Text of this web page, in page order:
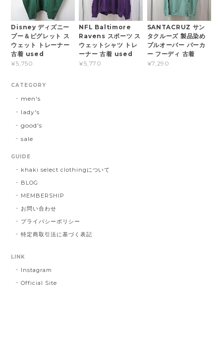
Disney ディズニー
プー＆ピグレット ス
ウェット トレーナー
古着 used
¥5,750
NFL Baltimore
Ravens スポーツ ス
ウェットシャツ トレ
ーナー 古着 used
¥5,770
SANTACRUZ サン
タクルーズ 製品染め
プルオーバー パーカ
ー フーディ 古着
¥7,290
CATEGORY
men's
lady's
good's
sale
GUIDE
khaki select clothingについて
BLOG
MEMBERSHIP
お問い合わせ
プライバシーポリシー
特定商取引法に基づく表記
LINK
Instagram
Official Site